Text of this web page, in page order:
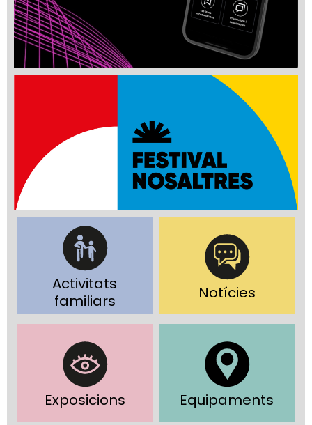
Activitats
familiars
Notícies
Exposicions Equipaments